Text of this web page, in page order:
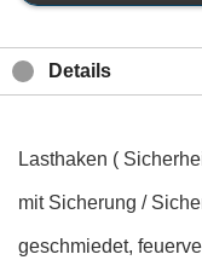
Details
Lasthaken (
mit Sicherung /
geschmiedet,